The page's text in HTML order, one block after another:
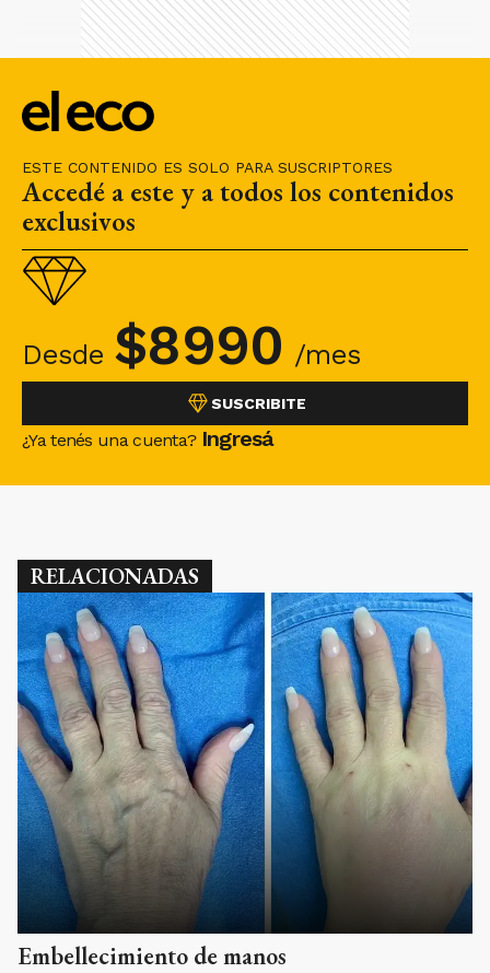
ESTE CONTENIDO ES SOLO PARA SUSCRIPTORES
Accedé a este y a todos los contenidos
exclusivos
Desde $8990 /mes
SUSCRIBITE
¿Ya tenés una cuenta? Ingresá
RELACIONADAS
Embellecimiento de manos